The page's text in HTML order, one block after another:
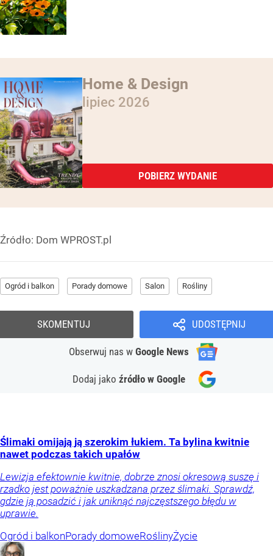
Home & Design
lipiec 2026
POBIERZ WYDANIE
Źródło: Dom WPROST.pl
Ogród i balkon Porady domowe Salon Rośliny
UDOSTĘPNIJ
Obserwuj nas w Google News
Dodaj jako źródło w Google
SKOMENTUJ
Ślimaki omijają ją szerokim łukiem. Ta bylina kwitnie
nawet podczas takich upałów
Lewizja efektownie kwitnie, dobrze znosi okresową suszę i
rzadko jest poważnie uszkadzana przez ślimaki. Sprawdź,
gdzie ją posadzić i jak uniknąć najczęstszego błędu w
uprawie.
Ogród i balkonPorady domoweRoślinyŻycie